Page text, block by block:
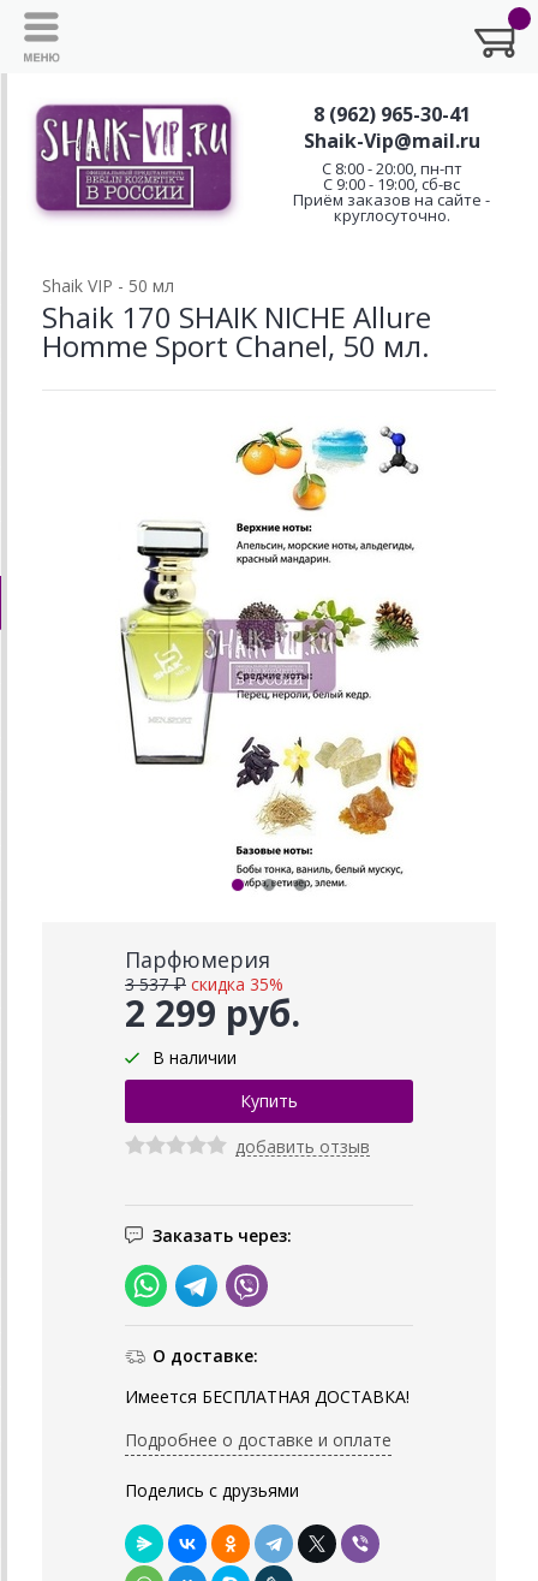
8 (962) 965-30-41
Shaik-Vip@mail.ru
C 8:00 - 20:00, пн-пт
С 9:00 - 19:00, сб-вс
Приём заказов на сайте -
круглосуточно.
Shaik VIP - 50 мл
Shaik 170 SHAIK NICHE Allure
Homme Sport Chanel, 50 мл.
Парфюмерия
2 299 руб.
3 537 ₽ скидка 35%
В наличии
добавить отзыв
Заказать через:
О доставке:
Имеется БЕСПЛАТНАЯ ДОСТАВКА!
Подробнее о доставке и оплате
Поделись с друзьями